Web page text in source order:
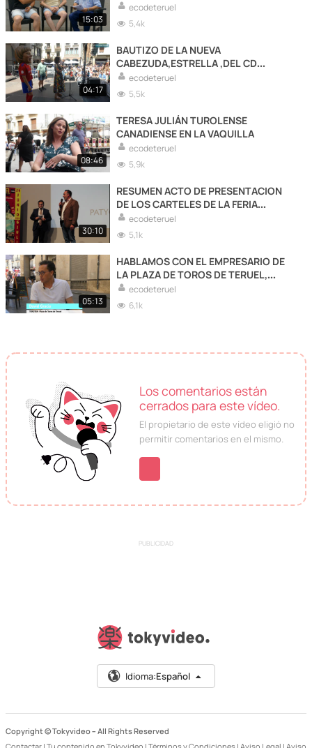
Los comentarios están
cerrados para este vídeo.
El propietario de este vídeo eligió no
permitir comentarios en el mismo.
15:03
ecodeteruel
5,4k
04:17
BAUTIZO DE LA NUEVA
CABEZUDA,ESTRELLA ,DEL CD
TERUEL
ecodeteruel
5,5k
08:46
TERESA JULIÁN TUROLENSE
CANADIENSE EN LA VAQUILLA
ecodeteruel
5,9k
30:10
RESUMEN ACTO DE PRESENTACION
DE LOS CARTELES DE LA FERIA
TAURINA DEL ANGEL DE TERUEL 2024
ecodeteruel
5,1k
05:13
HABLAMOS CON EL EMPRESARIO DE
LA PLAZA DE TOROS DE TERUEL,
DAVID GRACIA
ecodeteruel
6,1k
PUBLICIDAD
Idioma:Español
Copyright © Tokyvideo – All Rights Reserved